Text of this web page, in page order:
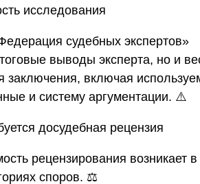
исследования
судебных экспертов»
выводы эксперта, но и
заключения, включая
и систему аргументации. ⚠️
досудебная рецензия
рецензирования возникает в
споров. ⚖️